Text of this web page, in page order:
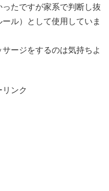
たですが家系で判断し抜
ル）として使用していま
ージをするのは気持ちよ
リンク